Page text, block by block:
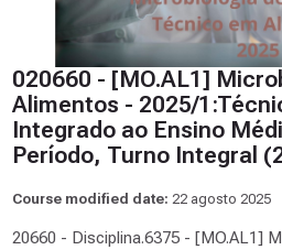
020660 - [MO.AL1]
Alimentos - 2025/
Integrado ao Ensino
Período, Turno Integral
Course modified date: 22 agosto 2025
20660 - Disciplina.6375 - [MO.AL1]